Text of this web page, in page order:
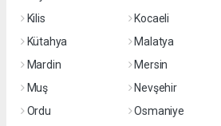
Kilis
Kocaeli
Kütahya
Malatya
Mardin
Mersin
Muş
Nevşehir
Ordu
Osmaniye